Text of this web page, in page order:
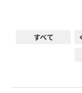
すべて